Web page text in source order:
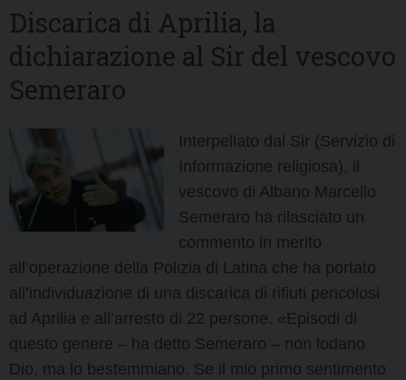
Discarica di Aprilia, la
dichiarazione al Sir del vescovo
Semeraro
Interpellato dal Sir (Servizio di
Informazione religiosa), il
vescovo di Albano Marcello
Semeraro ha rilasciato un
commento in merito
all’operazione della Polizia di Latina che ha portato
all’individuazione di una discarica di rifiuti pericolosi
ad Aprilia e all’arresto di 22 persone. «Episodi di
questo genere – ha detto Semeraro – non lodano
Dio, ma lo bestemmiano. Se il mio primo sentimento